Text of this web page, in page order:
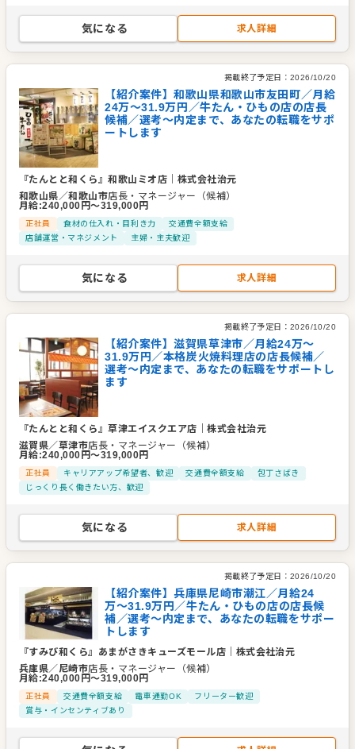
気になる 求人詳細
掲載終了予定日： 2026/10/20
【紹介案件】和歌山県和歌山市友田町／月給
24万〜31.9万円／牛たん・ひもの店の店長
候補／選考～内定まで、あなたの転職をサポ
ートします
『たんとと和くら』和歌山ミオ店
株式会社治元
和歌山県／和歌山市店長・マネージャー（候補）
月給:240,000 円〜319,000円
正社員 食材の仕入れ・目利き力
交通費全額支給
店舗運営・マネジメント
主婦・主夫歓迎
気になる 求人詳細
掲載終了予定日： 2026/10/20
【紹介案件】滋賀県草津市／月給24万〜
31.9万円／本格炭火焼料理店の店長候補／
選考～内定まで、あなたの転職をサポートし
ます
『たんとと和くら』草津エイスクエア店 ｜株式会社治元
滋賀県／草津市店長・マネージャー（候補）
月給:240,000 円〜319,000円
正社員 キャリアアップ希望者、歓迎 交通費全額支給
包丁さばき
じっくり長く働きたい方、歓迎
気になる 求人詳細
掲載終了予定日： 2026/10/20
【紹介案件】兵庫県尼崎市潮江／月給24
万〜31.9万円／牛たん・ひもの店の店長候
補／選考～内定まで、あなたの転職をサポー
トします
『すみび和くら』あまがさきキューズモール店
株式会社治元
兵庫県／ 尼崎市店長・マネージャー（候補）
月給:240,000 円〜319,000円
正社員 交通費全額支給 電車通勤OK
フリーター歓迎
賞与・インセンティブあり